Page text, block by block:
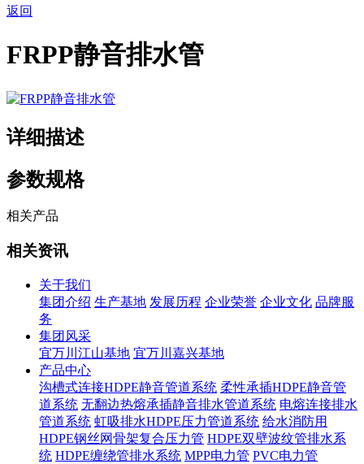
返回
FRPP静音排水管
详细描述
参数规格
相关产品
相关资讯
关于我们
集团介绍 生产基地 发展历程 企业荣誉 企业文化 品牌服
务
集团风采
宜万川江山基地 宜万川嘉兴基地
产品中心
沟槽式连接HDPE静音管道系统 柔性承插HDPE静音管
道系统 无翻边热熔承插静音排水管道系统 电熔连接排水
管道系统 虹吸排水HDPE压力管道系统 给水消防用
HDPE钢丝网骨架复合压力管 HDPE双壁波纹管排水系
统 HDPE缠绕管排水系统 MPP电力管 PVC电力管